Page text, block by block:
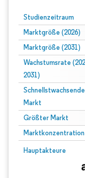
Studienzeitraum
Marktgröße (2026)
Marktgröße (2031)
Wachstumsrate
2031)
Markt
Größter Markt
Marktkonzentration
Hauptakteure
Bild © Mordor